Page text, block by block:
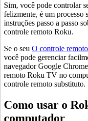
Sim, você pode controlar
felizmente, é um processo
instruções passo a passo
controle remoto Roku.
Se o seu O controle
você pode gerenciar
navegador Google
remoto Roku TV no
controle remoto substituto.
Como usar o
computador